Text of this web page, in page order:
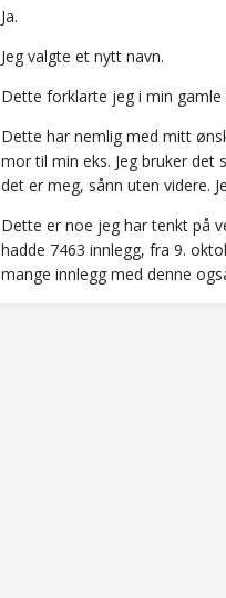
Ja.
Jeg valgte et nytt navn.
Dette forklarte jeg i min
Dette har nemlig med mitt
mor til min eks. Jeg bruker det
det er meg, sånn uten videre.
Dette er noe jeg har tenkt på
hadde 7463 innlegg, fra 9.
mange innlegg med denne